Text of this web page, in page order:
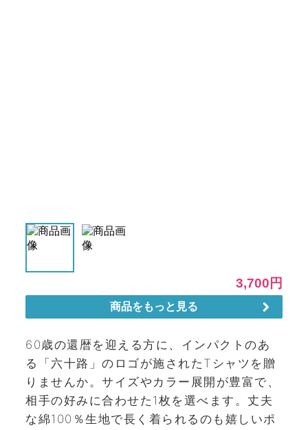
60歳の還暦を迎える方に、インパクトのあ
る「六十路」のロゴが施されたTシャツを贈
りませんか。サイズやカラー展開が豊富で、
相手の好みに合わせた1枚を選べます。丈夫
な綿100％生地で長く着られるのも嬉しいポ